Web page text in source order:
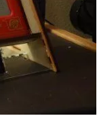
Vodou